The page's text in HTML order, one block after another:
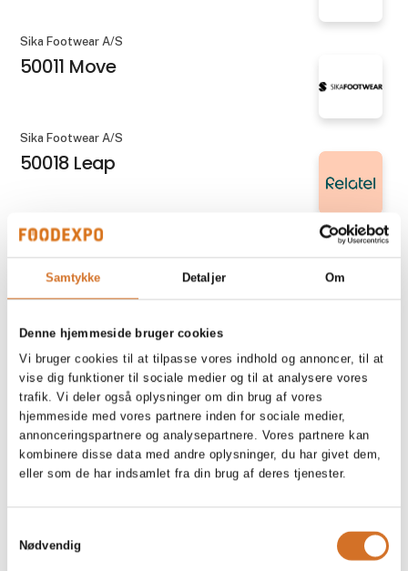
Samtykke Detaljer Om
Denne hjemmeside bruger cookies
Vi bruger cookies til at tilpasse vores indhold og annoncer, til at
vise dig funktioner til sociale medier og til at analysere vores
trafik. Vi deler også oplysninger om din brug af vores
hjemmeside med vores partnere inden for sociale medier,
annonceringspartnere og analysepartnere. Vores partnere kan
kombinere disse data med andre oplysninger, du har givet dem,
eller som de har indsamlet fra din brug af deres tjenester.
Nødvendig
Sika Footwear A/S
50011 Move
Sika Footwear A/S
50018 Leap
Relatel A/S
5G internet til erhverv
Fiddle´s
70 g poser
Kirkeby Cheese Export
A-Beta 10% fedt, Græsk type
Abrikos Rakija